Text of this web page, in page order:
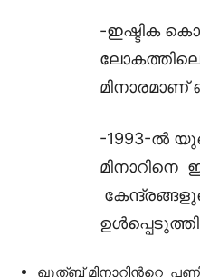
-ഇഷ്ടിക
ലോകത്തിലെ
മിനാരമാണ്
-1993-ൽ
മിനാറിനെ
ഖുത്ബ് മിനാറിൻറെ